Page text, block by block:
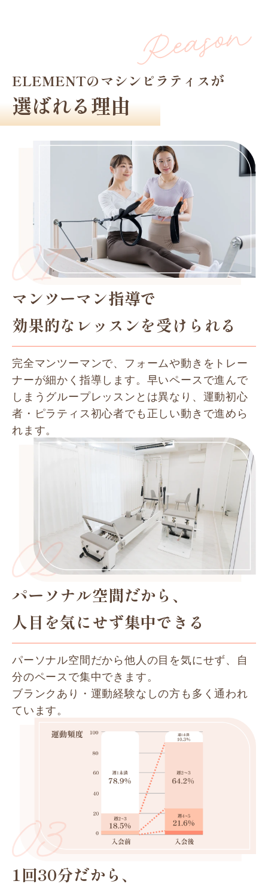
ELEMENTのマシンピラティスが
選ばれる理由
マンツーマン指導で
効果的なレッスンを受けられる
完全マンツーマンで、フォームや動きをトレー
ナーが細かく指導します。早いペースで進んで
しまうグループレッスンとは異なり、運動初心
者・ピラティス初心者でも正しい動きで進めら
れます。
パーソナル空間だから、
人目を気にせず集中できる
パーソナル空間だから他人の目を気にせず、自
分のペースで集中できます。
ブランクあり・運動経験なしの方も多く通われ
ています。
1回30分だから、